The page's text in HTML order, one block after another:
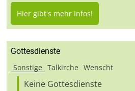
Hier gibt's mehr Infos!
Gottesdienste
Sonstige
Talkirche Wenscht
Keine Gottesdienste